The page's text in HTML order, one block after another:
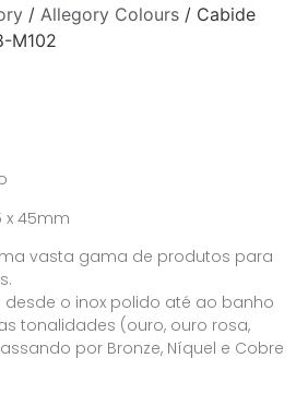
/ Allegory Colours / Cabide
M102
x 45mm
vasta gama de produtos para
o inox polido até ao banho
tonalidades (ouro, ouro rosa,
por Bronze, Níquel e Cobre